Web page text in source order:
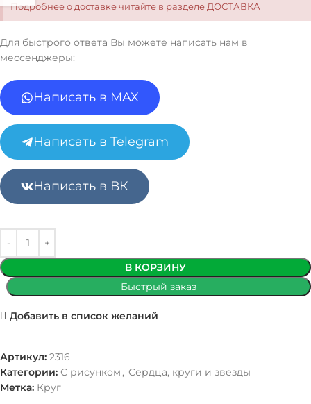
Подробнее о доставке читайте в разделе ДОСТАВКА
Для быстрого ответа Вы можете написать нам в
мессенджеры:
Написать в MAX
Написать в Telegram
Написать в ВК
В КОРЗИНУ
Быстрый заказ
Добавить в список желаний
Артикул: 2316
Категории: С рисунком , Сердца, круги и звезды
Метка: Круг